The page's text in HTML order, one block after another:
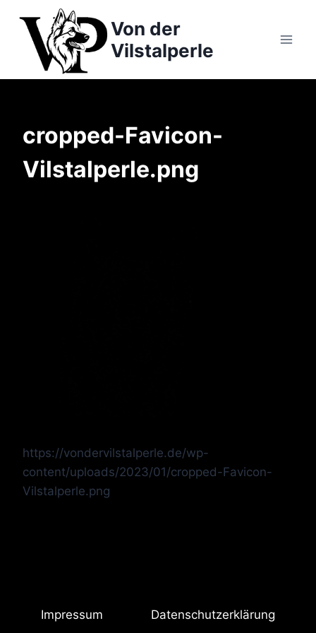
Inhalt
springen
Von der
Vilstalperle
cropped-Favicon-
Vilstalperle.png
https://vondervilstalperle.de/wp-
content/uploads/2023/01/cropped-Favicon-
Vilstalperle.png
Impressum Datenschutzerklärung